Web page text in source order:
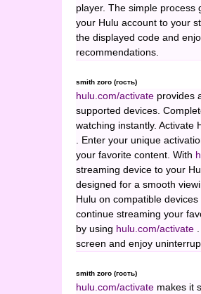
player. The simple process
your Hulu account to your
the displayed code and
recommendations.
smith zoro (гость)
hulu.com/activate provides
supported devices.
watching instantly. Activate
. Enter your unique
your favorite content. With
streaming device to your
designed for a smooth
Hulu on compatible
continue streaming your
by using hulu.com/activate
screen and enjoy
smith zoro (гость)
hulu.com/activate makes it